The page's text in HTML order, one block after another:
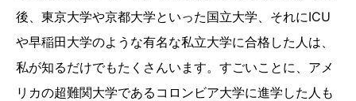
後、東京大学や京都大学といった国立大学、それにICU
や早稲田大学のような有名な私立大学に合格した人は、
私が知るだけでもたくさんいます。すごいことに、アメ
リカの超難関大学であるコロンビア大学に進学した人も